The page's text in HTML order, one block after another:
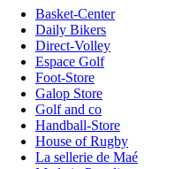
Basket-Center
Daily Bikers
Direct-Volley
Espace Golf
Foot-Store
Galop Store
Golf and co
Handball-Store
House of Rugby
La sellerie de Maé